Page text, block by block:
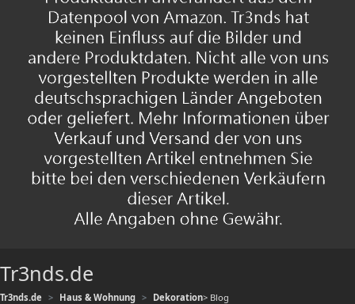
Tr3nds.de
Tr3nds.de Haus & Wohnung Dekoration> Blog